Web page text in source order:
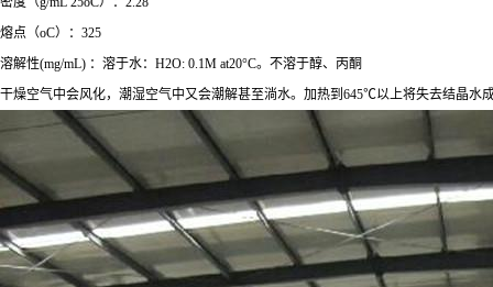
熔点（oC）：325
溶解性(mg/mL) ：溶于水：H2O: 0.1M at20°C。不溶于醇、丙酮
干燥空气中会风化，潮湿空气中又会潮解甚至淌水。加热到645℃以上将失去结晶水